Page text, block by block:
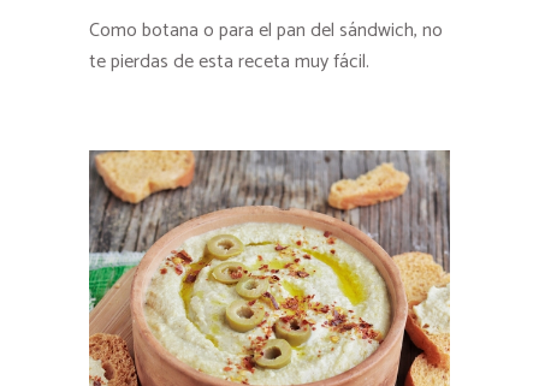
Como botana o para el pan del sándwich, no
te pierdas de esta receta muy fácil.